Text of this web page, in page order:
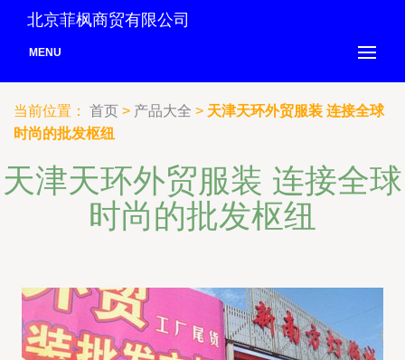
北京菲枫商贸有限公司
MENU
当前位置： 首页 > 产品大全 > 天津天环外贸服装 连接全球
时尚的批发枢纽
天津天环外贸服装 连接全球
时尚的批发枢纽